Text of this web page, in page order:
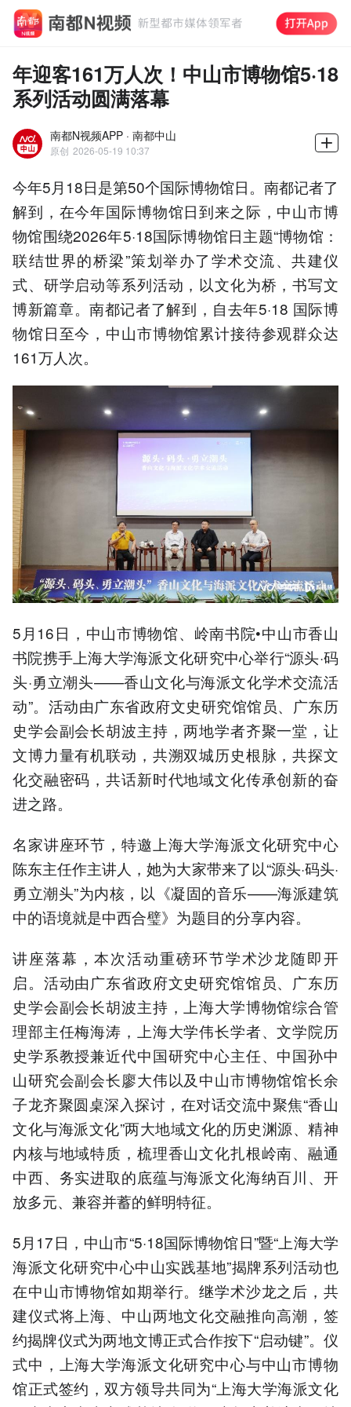
年迎客161万人次！中山市博物馆5·18
系列活动圆满落幕
南都N视频APP · 南都中山
原创 2026-05-19 10:37
今年5月18日是第50个国际博物馆日。南都记者了
解到，在今年国际博物馆日到来之际，中山市博
物馆围绕2026年5·18国际博物馆日主题“博物馆：
联结世界的桥梁”策划举办了学术交流、共建仪
式、研学启动等系列活动，以文化为桥，书写文
博新篇章。南都记者了解到，自去年5·18 国际博
物馆日至今，中山市博物馆累计接待参观群众达
161万人次。
5月16日，中山市博物馆、岭南书院•中山市香山
书院携手上海大学海派文化研究中心举行“源头·码
头·勇立潮头——香山文化与海派文化学术交流活
动”。活动由广东省政府文史研究馆馆员、广东历
史学会副会长胡波主持，两地学者齐聚一堂，让
文博力量有机联动，共溯双城历史根脉，共探文
化交融密码，共话新时代地域文化传承创新的奋
进之路。
名家讲座环节，特邀上海大学海派文化研究中心
陈东主任作主讲人，她为大家带来了以“源头·码头·
勇立潮头”为内核，以《凝固的音乐——海派建筑
中的语境就是中西合璧》为题目的分享内容。
讲座落幕，本次活动重磅环节学术沙龙随即开
启。活动由广东省政府文史研究馆馆员、广东历
史学会副会长胡波主持，上海大学博物馆综合管
理部主任梅海涛，上海大学伟长学者、文学院历
史学系教授兼近代中国研究中心主任、中国孙中
山研究会副会长廖大伟以及中山市博物馆馆长余
子龙齐聚圆桌深入探讨，在对话交流中聚焦“香山
文化与海派文化”两大地域文化的历史渊源、精神
内核与地域特质，梳理香山文化扎根岭南、融通
中西、务实进取的底蕴与海派文化海纳百川、开
放多元、兼容并蓄的鲜明特征。
5月17日，中山市“5·18国际博物馆日”暨“上海大学
海派文化研究中心中山实践基地”揭牌系列活动也
在中山市博物馆如期举行。继学术沙龙之后，共
建仪式将上海、中山两地文化交融推向高潮，签
约揭牌仪式为两地文博正式合作按下“启动键”。仪
式中，上海大学海派文化研究中心与中山市博物
馆正式签约，双方领导共同为“上海大学海派文化